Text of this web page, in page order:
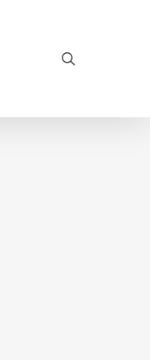
FACEBOOK